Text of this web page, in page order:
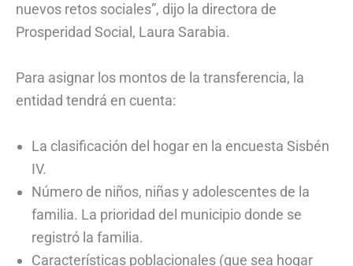
nuevos retos sociales”, dijo la directora de
Prosperidad Social, Laura Sarabia.
Para asignar los montos de la transferencia, la
entidad tendrá en cuenta:
La clasificación del hogar en la encuesta Sisbén
IV.
Número de niños, niñas y adolescentes de la
familia. La prioridad del municipio donde se
registró la familia.
Características poblacionales (que sea hogar